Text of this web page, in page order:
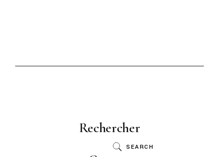
Rechercher
SEARCH